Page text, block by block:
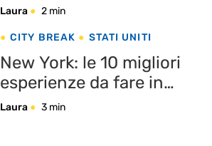
Laura 2 min
CITY BREAK STATI UNITI
New York: le 10 migliori
esperienze da fare in
città
Laura 3 min